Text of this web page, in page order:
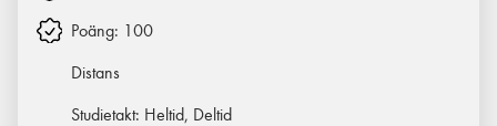
Poäng: 100
Distans
Studietakt: Heltid, Deltid